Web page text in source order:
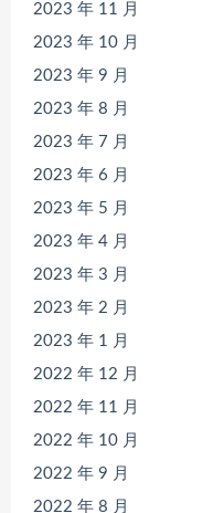
2023 年 11 月
2023 年 10 月
2023 年 9 月
2023 年 8 月
2023 年 7 月
2023 年 6 月
2023 年 5 月
2023 年 4 月
2023 年 3 月
2023 年 2 月
2023 年 1 月
2022 年 12 月
2022 年 11 月
2022 年 10 月
2022 年 9 月
2022 年 8 月